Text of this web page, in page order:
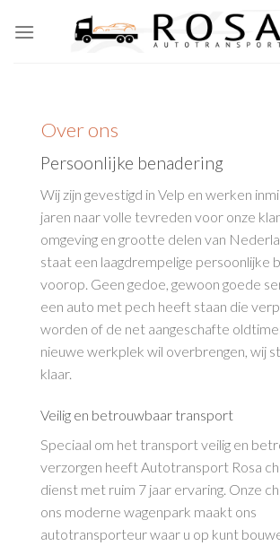
Over ons
Persoonlijke benadering
Wij zijn gevestigd in Velp en werken
jaren naar volle tevreden voor onze
omgeving en grootte delen van
staat een laagdrempelige persoonlijke
voorop. Geen gedoe, gewoon goede
een auto met pech heeft staan die
worden of de net aangeschafte
nieuwe werkplek wil overbrengen, wij
klaar.
Veilig en betrouwbaar transport
Speciaal om het transport veilig en
verzorgen heeft Autotransport Rosa
dienst met ruim 7 jaar ervaring. Onze
ons moderne wagenpark maakt ons
autotransporteur waar u op kunt